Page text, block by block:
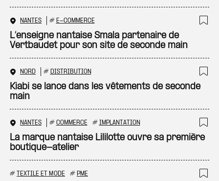
NANTES # E-COMMERCE
L’enseigne nantaise Smala partenaire de
Vertbaudet pour son site de seconde main
NORD # DISTRIBUTION
Kiabi se lance dans les vêtements de seconde
main
NANTES # COMMERCE # IMPLANTATION
La marque nantaise Lililotte ouvre sa première
boutique-atelier
# TEXTILE ET MODE # PME